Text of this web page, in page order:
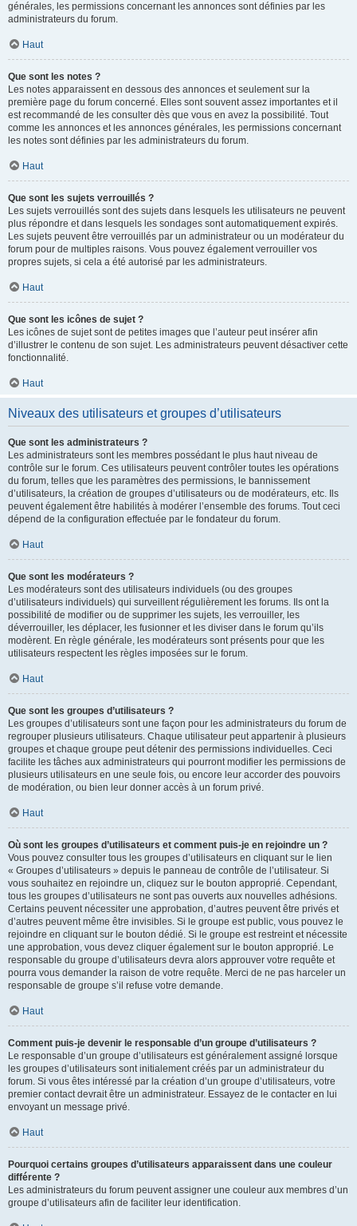
générales, les permissions concernant les annonces sont définies par les
administrateurs du forum.
Haut
Que sont les notes ?
Les notes apparaissent en dessous des annonces et seulement sur la
première page du forum concerné. Elles sont souvent assez importantes et il
est recommandé de les consulter dès que vous en avez la possibilité. Tout
comme les annonces et les annonces générales, les permissions concernant
les notes sont définies par les administrateurs du forum.
Haut
Que sont les sujets verrouillés ?
Les sujets verrouillés sont des sujets dans lesquels les utilisateurs ne peuvent
plus répondre et dans lesquels les sondages sont automatiquement expirés.
Les sujets peuvent être verrouillés par un administrateur ou un modérateur du
forum pour de multiples raisons. Vous pouvez également verrouiller vos
propres sujets, si cela a été autorisé par les administrateurs.
Haut
Que sont les icônes de sujet ?
Les icônes de sujet sont de petites images que l’auteur peut insérer afin
d’illustrer le contenu de son sujet. Les administrateurs peuvent désactiver cette
fonctionnalité.
Haut
Niveaux des utilisateurs et groupes d’utilisateurs
Que sont les administrateurs ?
Les administrateurs sont les membres possédant le plus haut niveau de
contrôle sur le forum. Ces utilisateurs peuvent contrôler toutes les opérations
du forum, telles que les paramètres des permissions, le bannissement
d’utilisateurs, la création de groupes d’utilisateurs ou de modérateurs, etc. Ils
peuvent également être habilités à modérer l’ensemble des forums. Tout ceci
dépend de la configuration effectuée par le fondateur du forum.
Haut
Que sont les modérateurs ?
Les modérateurs sont des utilisateurs individuels (ou des groupes
d’utilisateurs individuels) qui surveillent régulièrement les forums. Ils ont la
possibilité de modifier ou de supprimer les sujets, les verrouiller, les
déverrouiller, les déplacer, les fusionner et les diviser dans le forum qu’ils
modèrent. En règle générale, les modérateurs sont présents pour que les
utilisateurs respectent les règles imposées sur le forum.
Haut
Que sont les groupes d’utilisateurs ?
Les groupes d’utilisateurs sont une façon pour les administrateurs du forum de
regrouper plusieurs utilisateurs. Chaque utilisateur peut appartenir à plusieurs
groupes et chaque groupe peut détenir des permissions individuelles. Ceci
facilite les tâches aux administrateurs qui pourront modifier les permissions de
plusieurs utilisateurs en une seule fois, ou encore leur accorder des pouvoirs
de modération, ou bien leur donner accès à un forum privé.
Haut
Où sont les groupes d’utilisateurs et comment puis-je en rejoindre un ?
Vous pouvez consulter tous les groupes d’utilisateurs en cliquant sur le lien
« Groupes d’utilisateurs » depuis le panneau de contrôle de l’utilisateur. Si
vous souhaitez en rejoindre un, cliquez sur le bouton approprié. Cependant,
tous les groupes d’utilisateurs ne sont pas ouverts aux nouvelles adhésions.
Certains peuvent nécessiter une approbation, d’autres peuvent être privés et
d’autres peuvent même être invisibles. Si le groupe est public, vous pouvez le
rejoindre en cliquant sur le bouton dédié. Si le groupe est restreint et nécessite
une approbation, vous devez cliquer également sur le bouton approprié. Le
responsable du groupe d’utilisateurs devra alors approuver votre requête et
pourra vous demander la raison de votre requête. Merci de ne pas harceler un
responsable de groupe s’il refuse votre demande.
Haut
Comment puis-je devenir le responsable d’un groupe d’utilisateurs ?
Le responsable d’un groupe d’utilisateurs est généralement assigné lorsque
les groupes d’utilisateurs sont initialement créés par un administrateur du
forum. Si vous êtes intéressé par la création d’un groupe d’utilisateurs, votre
premier contact devrait être un administrateur. Essayez de le contacter en lui
envoyant un message privé.
Haut
Pourquoi certains groupes d’utilisateurs apparaissent dans une couleur
différente ?
Les administrateurs du forum peuvent assigner une couleur aux membres d’un
groupe d’utilisateurs afin de faciliter leur identification.